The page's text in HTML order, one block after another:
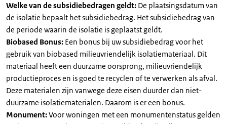
Welke van de subsidiebedragen geldt: De plaatsingsdatum van
de isolatie bepaalt het subsidiebedrag. Het subsidiebedrag van
de periode waarin de isolatie is geplaatst geldt.
Biobased Bonus: Een bonus bij uw subsidiebedrag voor het
gebruik van biobased milieuvriendelijk isolatiemateriaal. Dit
materiaal heeft een duurzame oorsprong, milieuvriendelijk
productieproces en is goed te recyclen of te verwerken als afval.
Deze materialen zijn vanwege deze eisen duurder dan niet-
duurzame isolatiematerialen. Daarom is er een bonus.
Monument:Voor woningen met een monumentenstatus gelden